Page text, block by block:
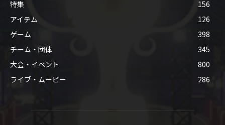
特集
156
アイテム
126
ゲーム
398
チーム・団体
345
大会・イベント
800
ライブ・ムービー
286